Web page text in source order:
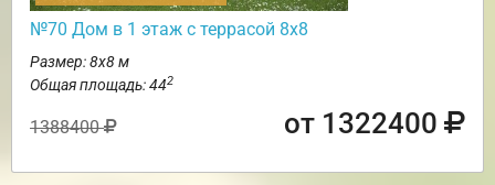
№70 Дом в 1 этаж с террасой 8х8
Размер: 8х8 м
Общая площадь: 442
1388400 от 1322400